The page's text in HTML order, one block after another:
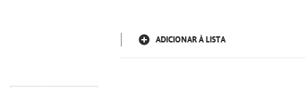
ADICIONAR À LISTA